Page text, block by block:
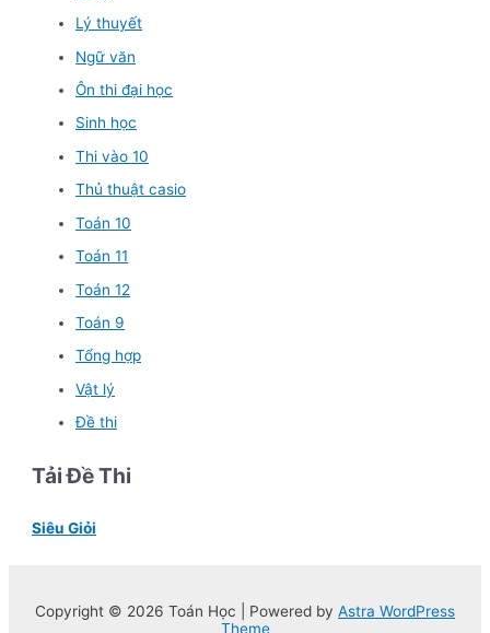
Lý thuyết
Ngữ văn
Ôn thi đại học
Sinh học
Thi vào 10
Thủ thuật casio
Toán 10
Toán 11
Toán 12
Toán 9
Tổng hợp
Vật lý
Đề thi
Tải Đề Thi
Siêu Giỏi
Copyright © 2026 Toán Học | Powered by Astra WordPress
Theme